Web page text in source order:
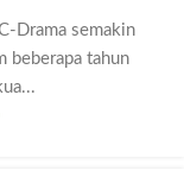
Drama semakin
beberapa tahun